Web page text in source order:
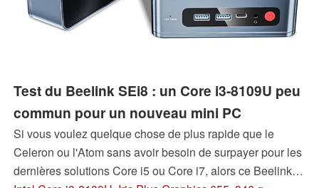
Test du Beelink SEi8 : un Core i3-8109U peu
commun pour un nouveau mini PC
Si vous voulez quelque chose de plus rapide que le
Celeron ou l'Atom sans avoir besoin de surpayer pour les
dernières solutions Core i5 ou Core i7, alors ce Beelink